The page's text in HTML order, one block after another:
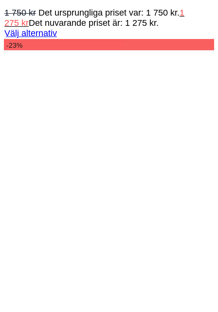
1 750kr Det ursprungliga priset var: 1 750 kr.1
275 krDet nuvarande priset är: 1 275 kr.
Välj alternativ
-23%